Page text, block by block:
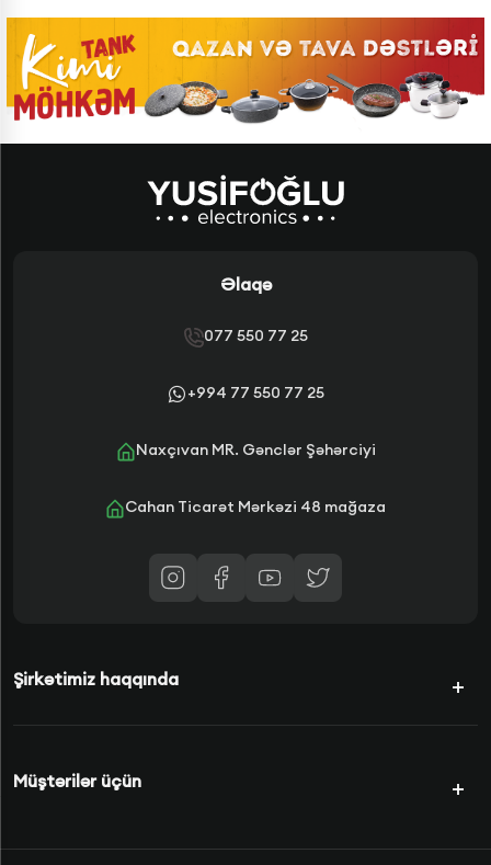
Şirkətimiz haqqında
Kredit Növləri
Müştərilər üçün
Məhsullar
Əlaqə
077 550 77 25
+994 77 550 77 25
Naxçıvan MR. Gənclər Şəhərciyi
Cahan Ticarət Mərkəzi 48 mağaza